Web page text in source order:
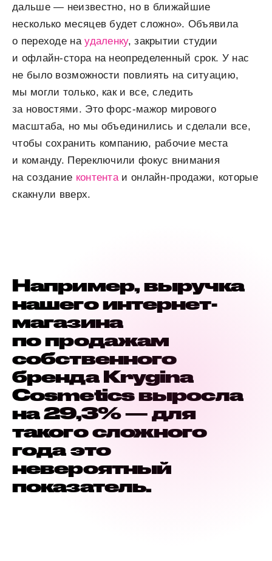
дальше — ​​неизвестно, но в ближайшие
несколько месяцев будет сложно». Объявила
о переходе наудаленку, закрытии студии
и офлайн-стора на неопределенный срок. У нас
не было возможности повлиять на ситуацию,
мы могли только, как и все, следить
за новостями. Это форс-мажор мирового
масштаба, но мы объединились и сделали все,
чтобы сохранить компанию, рабочие места
и команду. Переключили фокус внимания
на создание контентаи онлайн-продажи, которые
скакнули вверх.
Например, выручка
нашего интернет-
магазина
по продажам
собственного
бренда Krygina
Cosmetics выросла
на 29,3% — для
такого сложного
года это
невероятный
показатель.